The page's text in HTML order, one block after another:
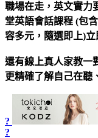
職場在走，英文實力
堂英語會話課程 (包
容多元，隨選即上)立
還有線上真人家教一
更精確了解自己在聽
?
?